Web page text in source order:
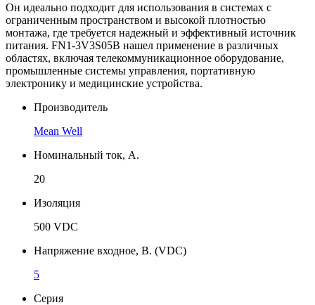
Он идеально подходит для использования в системах с
ограниченным пространством и высокой плотностью
монтажа, где требуется надежный и эффективный источник
питания. FN1-3V3S05B нашел применение в различных
областях, включая телекоммуникационное оборудование,
промышленные системы управления, портативную
электронику и медицинские устройства.
Производитель
Mean Well
Номинальный ток, А.
20
Изоляция
500 VDC
Напряжение входное, В. (VDC)
5
Серия